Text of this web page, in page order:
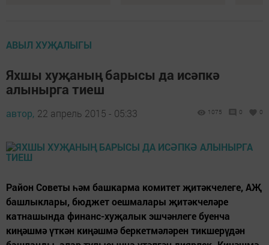
АВЫЛ ХУҖАЛЫГЫ
Яхшы хуҗаның барысы да исәпкә
алынырга тиеш
автор, 22 апрель 2015 - 05:33 1075 0 0
Район Советы һәм башкарма комитет җитәкчелеге, АҖ
башлыклары, бюджет оешмалары җитәкчеләре
катнашында финанс-хуҗалык эшчәнлеге буенча
киңәшмә үткән киңәшмә беркетмәләрен тикшерүдән